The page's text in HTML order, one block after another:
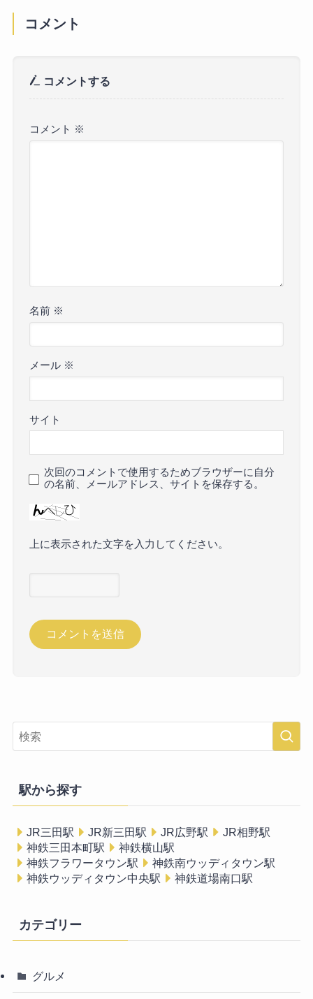
コメント
コメントする
コメント ※
名前 ※
メール ※
サイト
次回のコメントで使用するためブラウザーに自分
の名前、メールアドレス、サイトを保存する。
上に表示された文字を入力してください。
駅から探す
JR三田駅 JR新三田駅 JR広野駅
JR相野駅
神鉄三田本町駅
神鉄横山駅
神鉄フラワータウン駅
神鉄南ウッディタウン駅
神鉄ウッディタウン中央駅
神鉄道場南口駅
カテゴリー
グルメ